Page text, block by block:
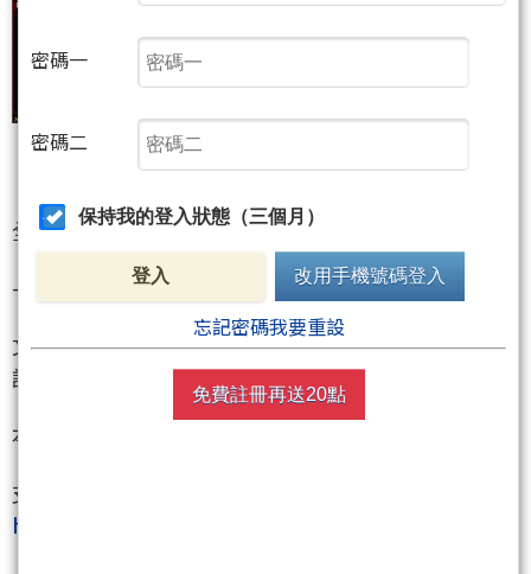
全新的波浪出現了
---------------------
文章內容是福佬個人的看法紀錄.我不帶單操作.購買前
請三思
本文不退點(前7位買文+回覆 統一贈送100點)
支持福佬 請按下挺我網址
http://www.wearn.com/fans/?120317
密碼一
密碼二
保持我的登入狀態（三個月）
登入 改用手機號碼登入
忘記密碼我要重設
免費註冊再送20點